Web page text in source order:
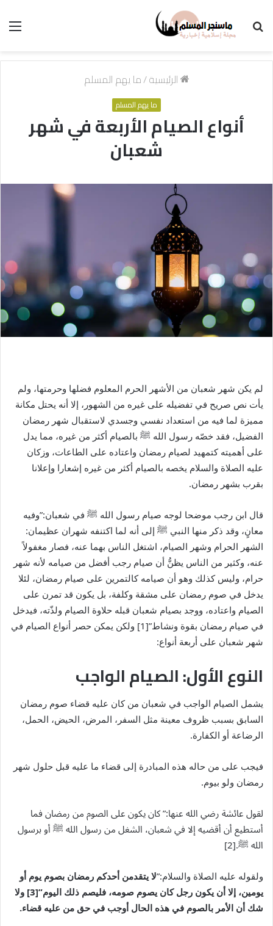
الرئيسية/ما يهم المسلم
ما يهم المسلم
أنواع الصيام الأربعة في شهر
شعبان
لم يكن شهر شعبان من الأشهر الحرم المعلوم فضلها وحرمتها، ولم
يأت نص صريح في تفضيله على غيره من الشهور، إلا أنه يحتل مكانة
مميزة لما فيه من استعداد نفسي وجسدي لاستقبال شهر رمضان
الفضيل، فقد خصّه رسول الله ﷺ بالصيام أكثر من غيره، مما يدل
على أهميته كتمهيد لصيام رمضان واعتاده على الطاعات، وزكان
عليه الصلاة والسلام يخصه بالصيام أكثر من غيره إشعارا وإعلانا
بقرب بشهر رمضان.
قال ابن رجب موضحا لوجه صيام رسول الله ﷺ في شعبان:”وفيه
معانٍ، وقد ذكر منها النبي ﷺ إلى أنه لما اكتنفه شهران عظيمان:
الشهر الحرام وشهر الصيام، اشتغل الناس بهما عنه، فصار مغفولاً
عنه، وكثير من الناس يظنُّ أن صيام رجب أفضل من صيامه لأنه شهر
حرام، وليس كذلك وهو أن صيامه كالتمرين على صيام رمضان، لئلا
يدخل في صوم رمضان على مشقة وكلفة، بل يكون قد تمرن على
الصيام واعتاده، ووجد بصيام شعبان قبله حلاوة الصيام ولذّته، فيدخل
في صيام رمضان بقوة ونشاط”[1] ولكن يمكن حصر أنواع الصيام في
شهر شعبان على أربعة أنواع:
النوع الأول: الصيام الواجب
يشمل الصيام الواجب في شعبان من كان عليه قضاء صوم رمضان
السابق بسبب ظروف معينة مثل السفر، المرض، الحيض، الحمل،
الرضاعة أو الكفارة.
فيجب على من حاله هذه المبادرة إلى قضاء ما عليه قبل حلول شهر
رمضان ولو بيوم.
لقول عائشة رضي الله عنها:” كان يكون على الصوم من رمضان فما
أستطيع أن أقضيه إلا في شعبان، الشغل من رسول الله ﷺ أو برسول
الله ﷺ.[2]
ولقوله عليه الصلاة والسلام:”لا يتقدمن أحدكم رمضان بصوم يوم أو
يومين، إلا أن يكون رجل كان يصوم صومه، فليصم ذلك اليوم”[3] ولا
شك أن الأمر بالصوم في هذه الحال أوجب في حق من عليه قضاء.